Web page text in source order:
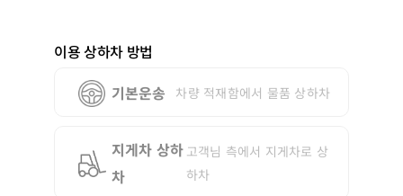
이용 상하차 방법
기본운송
차량 적재함에서 물품 상하차
지게차 상하
차
고객님 측에서 지게차로 상
하차